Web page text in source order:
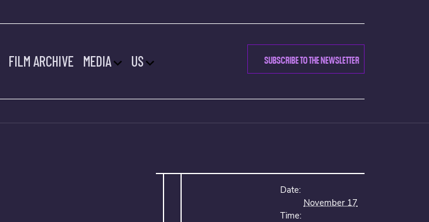
FILM ARCHIVE MEDIA US SUBSCRIBE TO THE NEWSLETTER
Date:
November 17
Time: